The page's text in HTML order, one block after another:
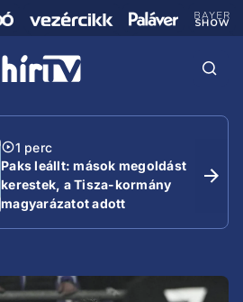
1 perc
Paks leállt: mások megoldást
kerestek, a Tisza-kormány
magyarázatot adott